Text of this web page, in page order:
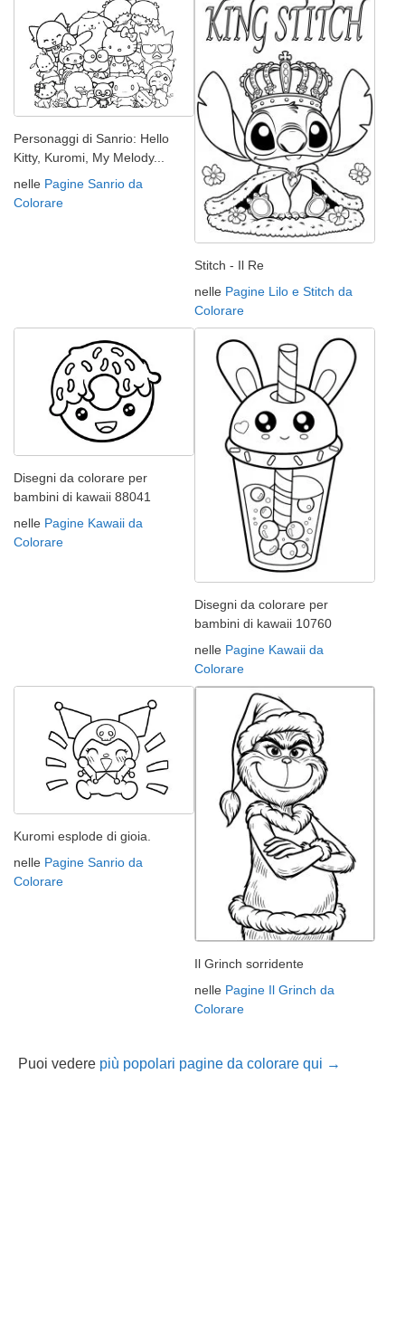
Personaggi di Sanrio: Hello
Kitty, Kuromi, My Melody...
nelle Pagine Sanrio da
Colorare
Stitch - Il Re
nelle Pagine Lilo e Stitch da
Colorare
Disegni da colorare per
bambini di kawaii 88041
nelle Pagine Kawaii da
Colorare
Disegni da colorare per
bambini di kawaii 10760
nelle Pagine Kawaii da
Colorare
Kuromi esplode di gioia.
nelle Pagine Sanrio da
Colorare
Il Grinch sorridente
nelle Pagine Il Grinch da
Colorare
Puoi vedere più popolari pagine da colorare qui →